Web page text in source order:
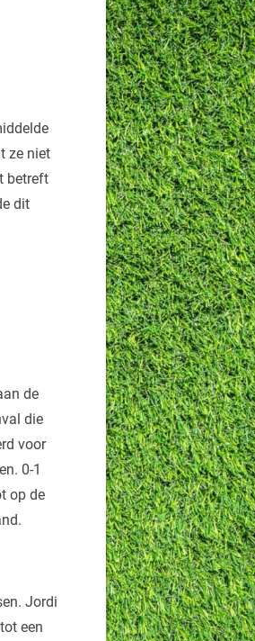
ze niet
betreft
dit
de
die
voor
0-1
op de
Jordi
een